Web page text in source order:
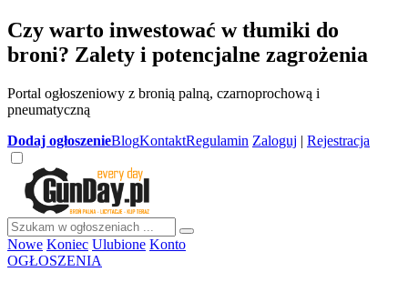
Czy warto inwestować w tłumiki do
broni? Zalety i potencjalne zagrożenia
Portal ogłoszeniowy z bronią palną, czarnoprochową i
pneumatyczną
Dodaj ogłoszenieBlogKontaktRegulamin Zaloguj | Rejestracja
Nowe Koniec Ulubione Konto
OGŁOSZENIA